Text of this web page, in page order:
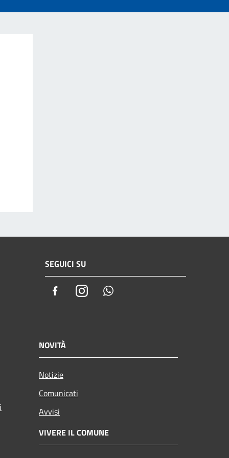
SEGUICI SU
FacebookInstagram
NOVITÀ
Notizie
Comunicati
Avvisi
VIVERE IL COMUNE